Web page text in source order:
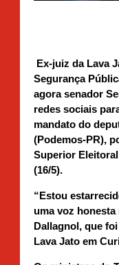
Ex-juiz da Lava
Segurança
agora senador
redes sociais
mandato do
(Podemos-PR),
Superior
(16/5).
“Estou
uma voz
Dallagnol, que
Lava Jato em